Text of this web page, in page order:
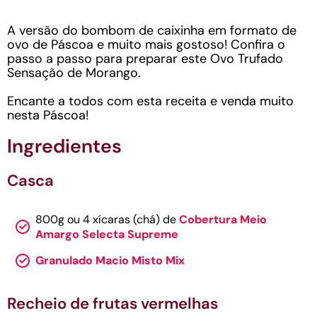
A versão do bombom de caixinha em formato de
ovo de Páscoa e muito mais gostoso! Confira o
passo a passo para preparar este Ovo Trufado
Sensação de Morango.
Encante a todos com esta receita e venda muito
nesta Páscoa!
Ingredientes
Casca
800g ou 4 xícaras (chá) deCobertura Meio
Amargo Selecta Supreme
Granulado Macio Misto Mix
Recheio de frutas vermelhas